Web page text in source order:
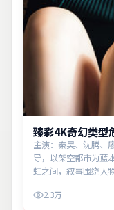
臻彩4K奇幻类型
主演：秦昊、沈腾
导，以架空都市为蓝
虹之间，叙事围绕人
2.3万